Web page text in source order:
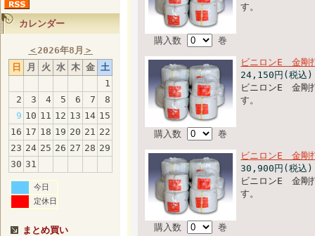
カレンダー
＜2026年8月 ＞
日
月 火 水 木 金 土
1
2
3 4 5 6 7
8
9 10 11 12 13 14 15
16 17 18 19 20 21 22
23 24 25 26 27 28 29
30 31
今日
定休日
まとめ買い
購入数 巻
す。
購入数 巻
ビニロンE 金
24,150円(税込)
ビニロンE 金剛
す。
購入数 巻
ビニロンE 金
30,900円(税込)
ビニロンE 金剛
す。